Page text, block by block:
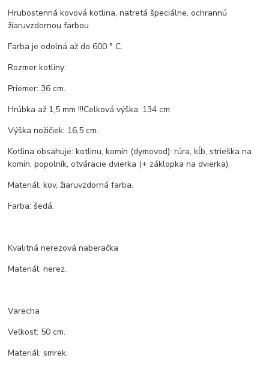
Hrubostenná kovová kotlina, natretá špeciálne, ochrannú
žiaruvzdornou farbou.
Farba je odolná až do 600 ° C.
Rozmer kotliny:
Priemer: 36 cm.
Hrúbka až 1,5 mm !!!Celková výška: 134 cm.
Výška nožičiek: 16,5 cm.
Kotlina obsahuje: kotlinu, komín (dymovod): rúra, kĺb, strieška na
komín, popolník, otváracie dvierka (+ záklopka na dvierka).
Materiál: kov, žiaruvzdorná farba.
Farba: šedá.
Kvalitná nerezová naberačka
Materiál: nerez.
Varecha
Veľkosť: 50 cm.
Materiál: smrek.